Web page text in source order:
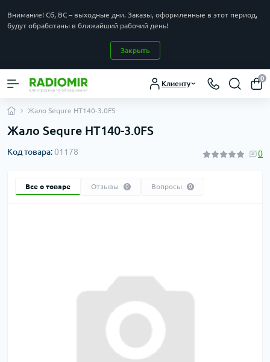
Внимание! Сб, ВС – выходные дни. Заказы, оформленные в этот период,
будут обработаны в ближайший рабочий день!
Закрыть
Клиенту
0
Жало Sequre HT140-3.0FS
Жало Sequre HT140-3.0FS
Код товара:01178 0
Все о товаре Отзывы 0 Вопросы 0